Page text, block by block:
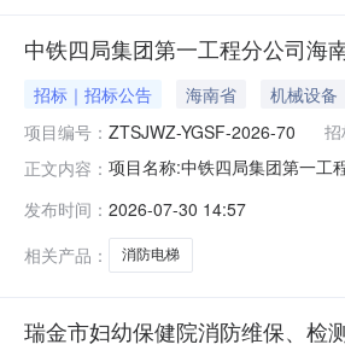
中铁四局集团第一工程分公司海
招标｜招标公告 海南省 机械设备
项目编号： ZTSJWZ-YGSF-2026-70 招
正文内容： 项目名称:中铁四局集团第一工
（一期）、中外合作办学综合
发布时间： 2026-07-30 14:57
相关产品：
消防电梯
瑞金市妇幼保健院消防维保、检